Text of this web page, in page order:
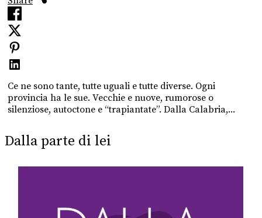
Ce ne sono tante, tutte uguali e tutte diverse. Ogni
provincia ha le sue. Vecchie e nuove, rumorose o
silenziose, autoctone e “trapiantate”. Dalla Calabria,...
Dalla parte di lei